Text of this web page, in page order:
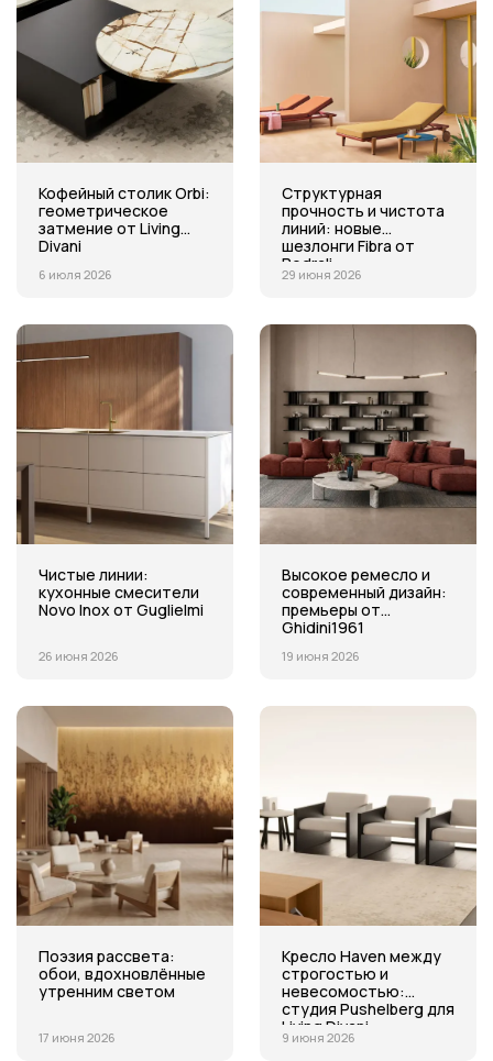
Кофейный столик Orbi:
геометрическое
затмение от Living
Divani
6 июля 2026
Структурная
прочность и чистота
линий: новые
шезлонги Fibra от
Pedrali
29 июня 2026
Чистые линии:
кухонные смесители
Novo Inox от Guglielmi
26 июня 2026
Высокое ремесло и
современный дизайн:
премьеры от
Ghidini1961
19 июня 2026
Поэзия рассвета:
обои, вдохновлённые
утренним светом
17 июня 2026
Кресло Haven между
строгостью и
невесомостью:
студия Pushelberg для
Living Divani
9 июня 2026